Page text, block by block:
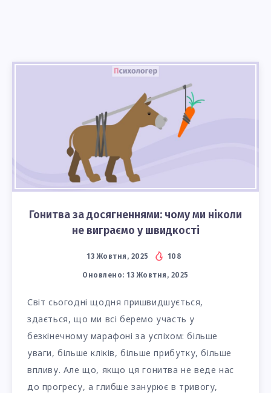
Гонитва за досягненнями: чому ми ніколи
не виграємо у швидкості
13 Жовтня, 2025 108
Оновлено: 13 Жовтня, 2025
Світ сьогодні щодня пришвидшується,
здається, що ми всі беремо участь у
безкінечному марафоні за успіхом: більше
уваги, більше кліків, більше прибутку, більше
впливу. Але що, якщо ця гонитва не веде нас
до прогресу, а глибше занурює в тривогу,